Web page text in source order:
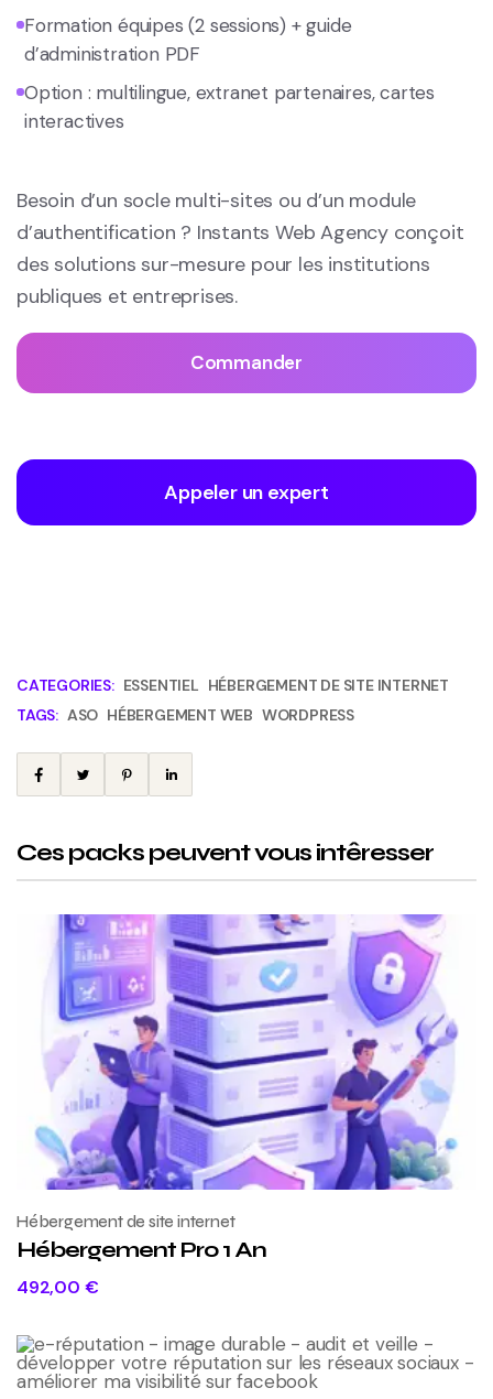
Formation équipes (2 sessions) + guide
d’administration PDF
Option : multilingue, extranet partenaires, cartes
interactives
Besoin d’un socle multi-sites ou d’un module
d’authentification ? Instants Web Agency conçoit
des solutions sur-mesure pour les institutions
publiques et entreprises.
Commander
Appeler un expert
CATEGORIES: ESSENTIEL HÉBERGEMENT DE SITE INTERNET
TAGS: ASO HÉBERGEMENT WEB WORDPRESS
Ces packs peuvent vous intêresser
Hébergement de site internet
Hébergement Pro 1 An
492,00 €